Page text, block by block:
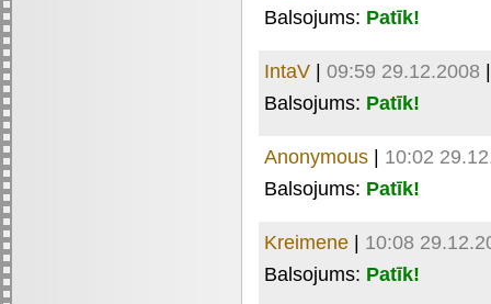
Balsojums: Patīk!
IntaV | 09:59 29.12.2008
Balsojums: Patīk!
Anonymous | 10:02
Balsojums: Patīk!
Kreimene | 10:08
Balsojums: Patīk!